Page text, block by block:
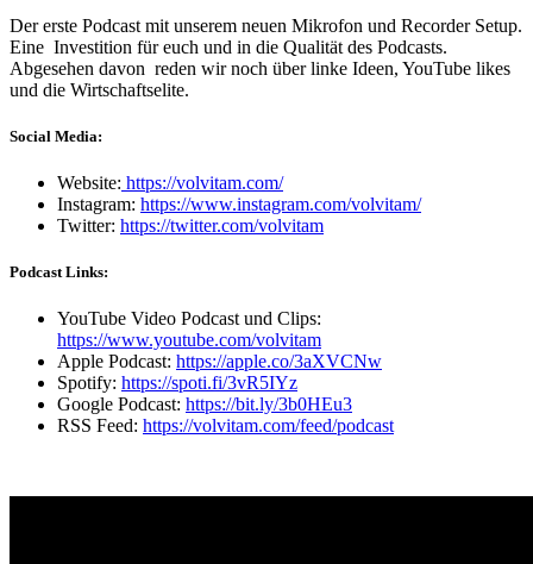
Der erste Podcast mit unserem neuen Mikrofon und Recorder Setup.
Eine Investition für euch und in die Qualität des Podcasts.
Abgesehen davon reden wir noch über linke Ideen, YouTube likes
und die Wirtschaftselite.
Social Media:
Website: https://volvitam.com/
Instagram: https://www.instagram.com/volvitam/
Twitter: https://twitter.com/volvitam
Podcast Links:
YouTube Video Podcast und Clips:
https://www.youtube.com/volvitam
Apple Podcast: https://apple.co/3aXVCNw
Spotify: https://spoti.fi/3vR5IYz
Google Podcast: https://bit.ly/3b0HEu3
RSS Feed: https://volvitam.com/feed/podcast